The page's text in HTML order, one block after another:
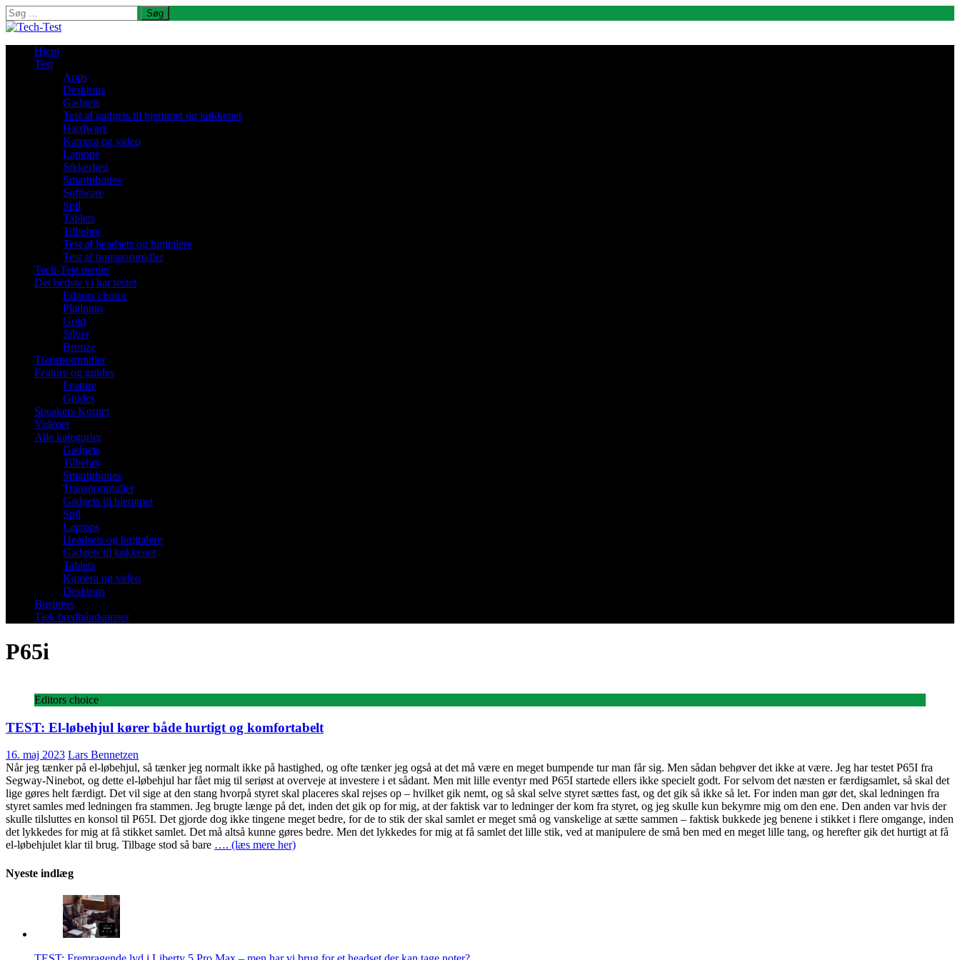
Søg
efter:
Hjem
Test
Apps
Desktops
Gadgets
Test af gadgets til hjemmet og køkkenet
Hardware
Kamera og video
Laptops
Sikkerhed
Smartphones
Software
Spil
Tablets
Tilbehør
Test af headsets og højttalere
Test af transportmidler
Tech-Test mener
Det bedste vi har testet
Editors choice
Platinum
Gold
Silver
Bronze
Transportmidler
Feature og guides
Feature
Guides
Speakers Korner
Videoer
Alle kategorier
Gadgets
Tilbehør
Smartphones
Transportmidler
Gadgets til hjemmet
Spil
Laptops
Headsets og højttalere
Gadgets til køkkenet
Tablets
Kamera og video
Desktops
Business
Tjek bredbåndspriser
P65i
Editors choice
TEST: El-løbehjul kører både hurtigt og komfortabelt
16. maj 2023 Lars Bennetzen
Når jeg tænker på el-løbehjul, så tænker jeg normalt ikke på hastighed, og ofte tænker jeg også at det må være en meget bumpende tur man får sig. Men sådan behøver det ikke at være. Jeg har testet P65I fra
Segway-Ninebot, og dette el-løbehjul har fået mig til seriøst at overveje at investere i et sådant. Men mit lille eventyr med P65I startede ellers ikke specielt godt. For selvom det næsten er færdigsamlet, så skal det
lige gøres helt færdigt. Det vil sige at den stang hvorpå styret skal placeres skal rejses op – hvilket gik nemt, og så skal selve styret sættes fast, og det gik så ikke så let. For inden man gør det, skal ledningen fra
styret samles med ledningen fra stammen. Jeg brugte længe på det, inden det gik op for mig, at der faktisk var to ledninger der kom fra styret, og jeg skulle kun bekymre mig om den ene. Den anden var hvis der
skulle tilsluttes en konsol til P65I. Det gjorde dog ikke tingene meget bedre, for de to stik der skal samlet er meget små og vanskelige at sætte sammen – faktisk bukkede jeg benene i stikket i flere omgange, inden
det lykkedes for mig at få stikket samlet. Det må altså kunne gøres bedre. Men det lykkedes for mig at få samlet det lille stik, ved at manipulere de små ben med en meget lille tang, og herefter gik det hurtigt at få
el-løbehjulet klar til brug. Tilbage stod så bare …. (læs mere her)
Nyeste indlæg